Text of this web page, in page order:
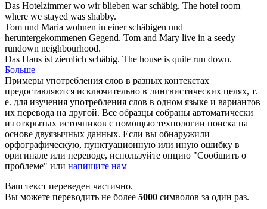
Das Hotelzimmer wo wir blieben warschäbig. The hotel room
where we stayed was shabby.
Tom und Maria wohnen in einerschäbigen und
heruntergekommenen Gegend. Tom and Mary live in a seedy
rundown neighbourhood.
Das Haus ist ziemlich schäbig. The house is quite run down.
Больше
Примеры употребления слов в разных контекстах
предоставляются исключительно в лингвистических целях, т.
е. для изучения употребления слов в одном языке и вариантов
их перевода на другой. Все образцы собраны автоматически
из открытых источников с помощью технологии поиска на
основе двуязычных данных. Если вы обнаружили
орфографическую, пунктуационную или иную ошибку в
оригинале или переводе, используйте опцию "Сообщить о
проблеме" или напишите нам
Ваш текст переведен частично.
Вы можете переводить не более 5000 символов за один раз.